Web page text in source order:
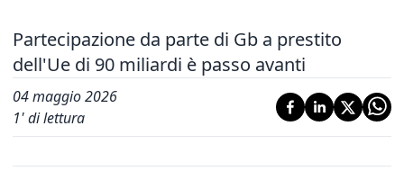
Partecipazione da parte di Gb a prestito
dell'Ue di 90 miliardi è passo avanti
04 maggio 2026
1' di lettura